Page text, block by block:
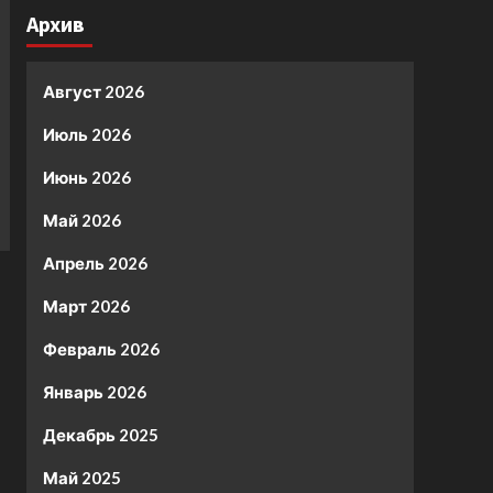
Архив
Август 2026
Июль 2026
Июнь 2026
Май 2026
Апрель 2026
Март 2026
Февраль 2026
Январь 2026
Декабрь 2025
Май 2025